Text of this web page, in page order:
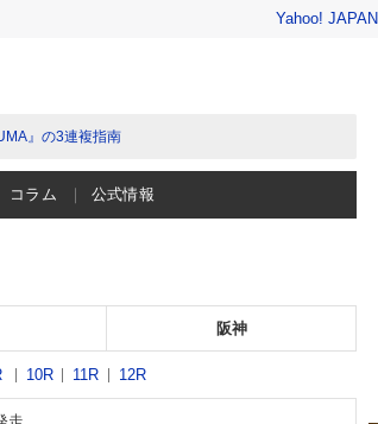
Yahoo! JAPAN
』の3連複指南
コラム 公式情報
阪神
10R 11R 12R